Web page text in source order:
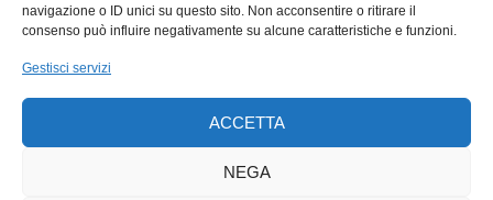
navigazione o ID unici su questo sito. Non acconsentire o ritirare il
consenso può influire negativamente su alcune caratteristiche e funzioni.
Gestisci servizi
ACCETTA
NEGA